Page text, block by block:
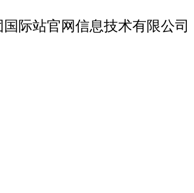
国际站官网信息技术有限公司